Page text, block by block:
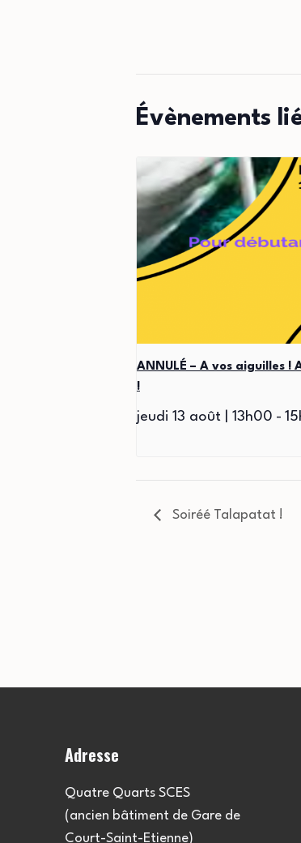
Évènements
ANNULÉ – A vos aiguilles !
!
jeudi 13 août | 13h00 -
Soiréé Talapatat !
Adresse
Quatre Quarts SCES
(ancien bâtiment de Gare de
Court-Saint-Etienne)